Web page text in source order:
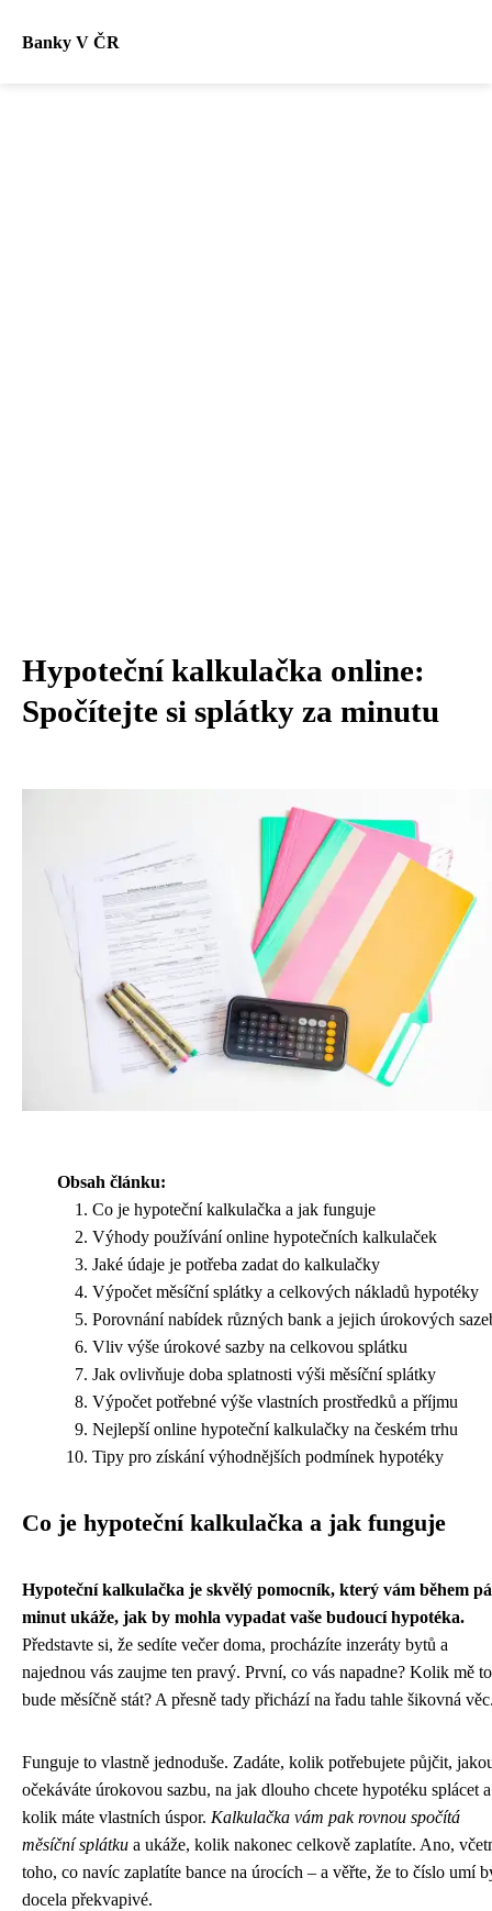
Banky V ČR
Hypoteční kalkulačka online:
Spočítejte si splátky za minutu
Obsah článku:
Co je hypoteční kalkulačka a jak funguje
Výhody používání online hypotečních kalkulaček
Jaké údaje je potřeba zadat do kalkulačky
Výpočet měsíční splátky a celkových nákladů hypotéky
Porovnání nabídek různých bank a jejich úrokových
Vliv výše úrokové sazby na celkovou splátku
Jak ovlivňuje doba splatnosti výši měsíční splátky
Výpočet potřebné výše vlastních prostředků a příjmu
Nejlepší online hypoteční kalkulačky na českém trhu
Tipy pro získání výhodnějších podmínek hypotéky
Co je hypoteční kalkulačka a jak funguje
Hypoteční kalkulačka je skvělý pomocník, který vám během
minut ukáže, jak by mohla vypadat vaše budoucí hypotéka.
Představte si, že sedíte večer doma, procházíte inzeráty bytů a
najednou vás zaujme ten pravý. První, co vás napadne? Kolik mě to
bude měsíčně stát? A přesně tady přichází na řadu tahle šikovná
Funguje to vlastně jednoduše. Zadáte, kolik potřebujete půjčit,
očekáváte úrokovou sazbu, na jak dlouho chcete hypotéku splácet a
kolik máte vlastních úspor. Kalkulačka vám pak rovnou spočítá
měsíční splátku a ukáže, kolik nakonec celkově zaplatíte. Ano,
toho, co navíc zaplatíte bance na úrocích – a věřte, že to číslo umí
docela překvapivé.